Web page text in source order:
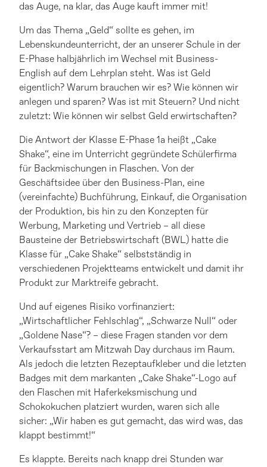
das Auge, na klar, das Auge kauft immer mit!
Um das Thema „Geld“ sollte es gehen, im
Lebenskundeunterricht, der an unserer Schule in der
E-Phase halbjährlich im Wechsel mit Business-
English auf dem Lehrplan steht. Was ist Geld
eigentlich? Warum brauchen wir es? Wie können wir
anlegen und sparen? Was ist mit Steuern? Und nicht
zuletzt: Wie können wir selbst Geld erwirtschaften?
Die Antwort der Klasse E-Phase 1a heißt „Cake
Shake“, eine im Unterricht gegründete Schülerfirma
für Backmischungen in Flaschen. Von der
Geschäftsidee über den Business-Plan, eine
(vereinfachte) Buchführung, Einkauf, die Organisation
der Produktion, bis hin zu den Konzepten für
Werbung, Marketing und Vertrieb – all diese
Bausteine der Betriebswirtschaft (BWL) hatte die
Klasse für „Cake Shake“ selbstständig in
verschiedenen Projektteams entwickelt und damit ihr
Produkt zur Marktreife gebracht.
Und auf eigenes Risiko vorfinanziert:
„Wirtschaftlicher Fehlschlag“, „Schwarze Null“ oder
„Goldene Nase“? – diese Fragen standen vor dem
Verkaufsstart am Mitzwah Day durchaus im Raum.
Als jedoch die letzten Rezeptaufkleber und die letzten
Badges mit dem markanten „Cake Shake“-Logo auf
den Flaschen mit Haferkeksmischung und
Schokokuchen platziert wurden, waren sich alle
sicher: „Wir haben es gut gemacht, das wird was, das
klappt bestimmt!“
Es klappte. Bereits nach knapp drei Stunden war